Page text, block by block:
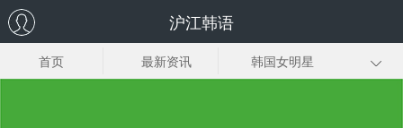
沪江韩语
首页 最新资讯 韩国女明星